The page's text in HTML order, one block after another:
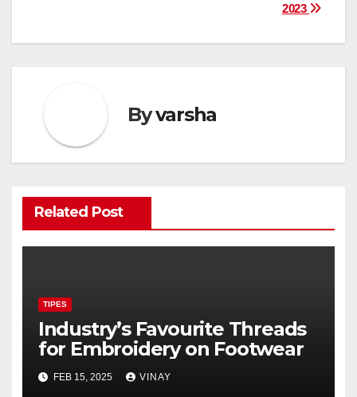
2023
Byvarsha
Related Post
TIPES
Industry’s Favourite Threads
for Embroidery on Footwear
FEB 15, 2025 VINAY